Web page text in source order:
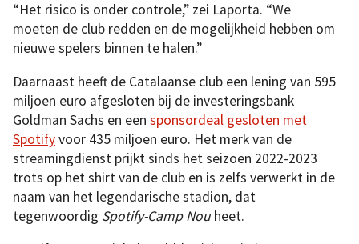
“Het risico is onder controle,” zei Laporta. “We
moeten de club redden en de mogelijkheid hebben om
nieuwe spelers binnen te halen.”
Daarnaast heeft de Catalaanse club een lening van 595
miljoen euro afgesloten bij de investeringsbank
Goldman Sachs en een sponsordeal gesloten met
Spotifyvoor 435 miljoen euro. Het merk van de
streamingdienst prijkt sinds het seizoen 2022-2023
trots op het shirt van de club en is zelfs verwerkt in de
naam van het legendarische stadion, dat
tegenwoordig Spotify-Camp Nouheet.